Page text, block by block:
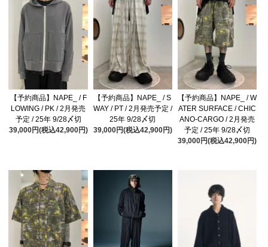
【予約商品】NAPE_ / F
LOWING / PK / 2月発売
予定 / 25年 9/28〆切
39,000円(税込42,900円)
【予約商品】NAPE_ / S
WAY / PT / 2月発売予定 /
25年 9/28〆切
39,000円(税込42,900円)
【予約商品】NAPE_ / W
ATER SURFACE / CHIC
ANO-CARGO / 2月発売
予定 / 25年 9/28〆切
39,000円(税込42,900円)